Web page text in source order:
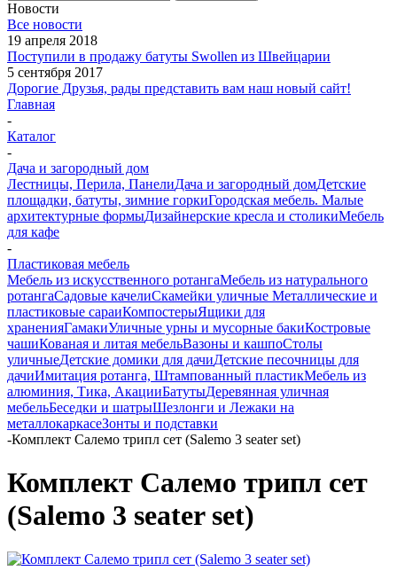
Новости
Все новости
19 апреля 2018
Поступили в продажу батуты Swollen из Швейцарии
5 сентября 2017
Дорогие Друзья, рады представить вам наш новый сайт!
Главная
-
Каталог
-
Дача и загородный дом
Лестницы, Перила, ПанелиДача и загородный домДетские
площадки, батуты, зимние горкиГородская мебель. Малые
архитектурные формыДизайнерские кресла и столикиМебель
для кафе
-
Пластиковая мебель
Мебель из искусственного ротангаМебель из натурального
ротангаСадовые качелиСкамейки уличные Металлические и
пластиковые сараиКомпостерыЯщики для
храненияГамакиУличные урны и мусорные бакиКостровые
чашиКованая и литая мебельВазоны и кашпоСтолы
уличныеДетские домики для дачиДетские песочницы для
дачиИмитация ротанга, Штампованный пластикМебель из
алюминия, Тика, АкацииБатутыДеревянная уличная
мебельБеседки и шатрыШезлонги и Лежаки на
металлокаркасеЗонты и подставки
-Комплект Салемо трипл сет (Salemo 3 seater set)
Комплект Салемо трипл сет
(Salemo 3 seater set)